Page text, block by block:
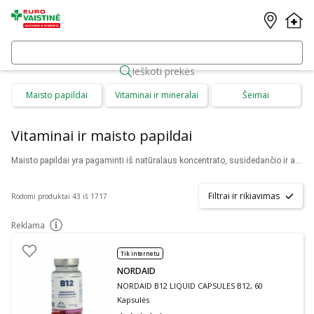
Ieškoti prekės
Maisto papildai Vitaminai ir mineralai Šeimai
Vitaminai ir maisto papildai
Maisto papildai yra pagaminti iš natūralaus koncentrato, susidedančio ir augalinės, jūrinės ir gyvūninės kilmės medžiagų. Atminkite, kad maisto papildai nėra vaistai ir jie nėra visavertės bei subalansuotos mitybos pakaitalas. Papildai yra vartojami kaip mitybos papildymas bei kompensuoja vitaminų ir kitų naudingų mikroelementų trūkumą žmogaus organizme.
Rodomi produktai 43 iš 1717 Filtrai ir rikiavimas
Reklama patarimas
Tik internetu
NORDAID
NORDAID B12 LIQUID CAPSULES B12, 60
Kapsulės